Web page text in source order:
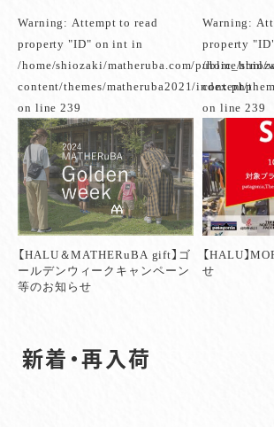
Warning: Attempt to read
property "ID" on int in
/home/shiozaki/matheruba.com/public_html/
content/themes/matheruba2021/index.php
on line239
【HALU＆MATHERuBA gift】ゴ
ールデンウィークキャンペーン
等のお知らせ
Warning:
property
/home/
content/
on line239
【HALU】
せ
新着・再入荷